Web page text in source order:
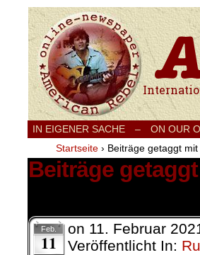
Internationale
IN EIGENER SACHE – ON OUR
Startseite › Beiträge getaggt
Beiträge
Feb.
11
on 11. Februar
Veröffentlicht In: